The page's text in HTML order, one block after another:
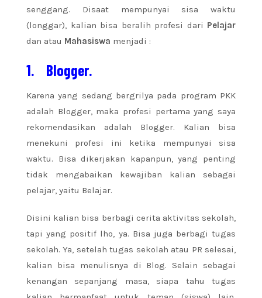
senggang. Disaat mempunyai sisa waktu
(longgar), kalian bisa beralih profesi dari Pelajar
dan atau Mahasiswa menjadi :
1. Blogger.
Karena yang sedang bergrilya pada program PKK
adalah Blogger, maka profesi pertama yang saya
rekomendasikan adalah Blogger. Kalian bisa
menekuni profesi ini ketika mempunyai sisa
waktu. Bisa dikerjakan kapanpun, yang penting
tidak mengabaikan kewajiban kalian sebagai
pelajar, yaitu Belajar.
Disini kalian bisa berbagi cerita aktivitas sekolah,
tapi yang positif lho, ya. Bisa juga berbagi tugas
sekolah. Ya, setelah tugas sekolah atau PR selesai,
kalian bisa menulisnya di Blog. Selain sebagai
kenangan sepanjang masa, siapa tahu tugas